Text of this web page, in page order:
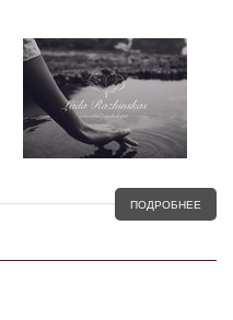
ПОДРОБНЕЕ